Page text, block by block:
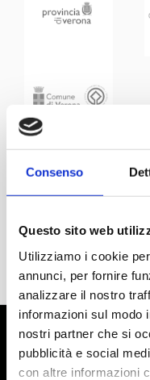
Consenso
Questo sito web
Utilizziamo i cookie
annunci, per fornire
analizzare il nostro
informazioni sul modo
nostri partner che si
pubblicità e social
con altre informazioni